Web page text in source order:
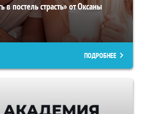
в постель страсть» от Оксаны
ПОДРОБНЕЕ